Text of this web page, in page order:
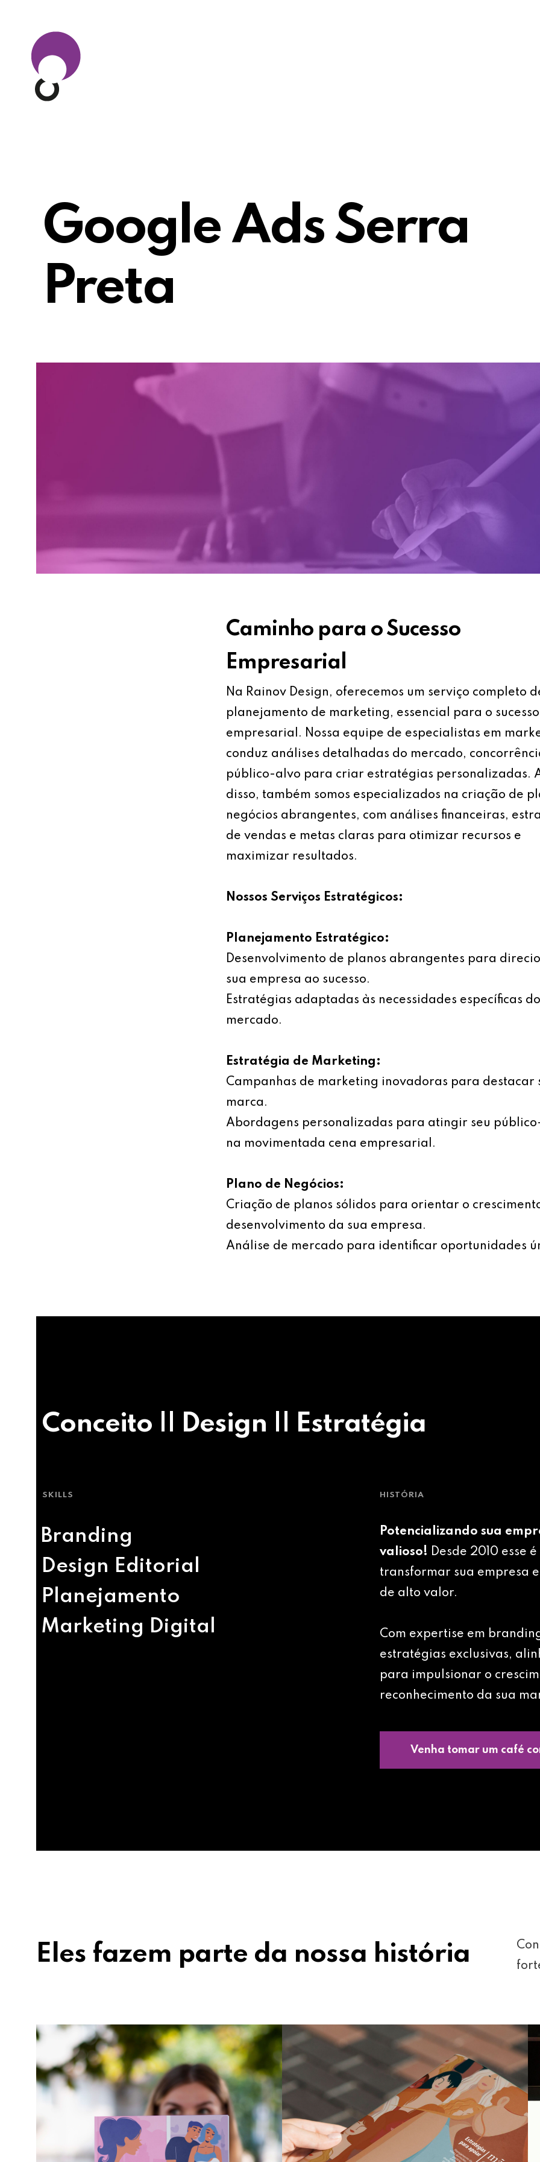
Google Ads Serra
Preta
Caminho para o Sucesso
Empresarial
Na Rainov Design, oferecemos um serviço completo
planejamento de marketing, essencial para o sucesso
empresarial. Nossa equipe de especialistas em
conduz análises detalhadas do mercado,
público-alvo para criar estratégias personalizadas.
disso, também somos especializados na criação de
negócios abrangentes, com análises financeiras,
de vendas e metas claras para otimizar recursos e
maximizar resultados.
Nossos Serviços Estratégicos:
Planejamento Estratégico:
Desenvolvimento de planos abrangentes para
sua empresa ao sucesso.
Estratégias adaptadas às necessidades específicas do
mercado.
Estratégia de Marketing:
Campanhas de marketing inovadoras para destacar
marca.
Abordagens personalizadas para atingir seu
na movimentada cena empresarial.
Plano de Negócios:
Criação de planos sólidos para orientar o
desenvolvimento da sua empresa.
Análise de mercado para identificar oportunidades
Conceito || Design || Estratégia
SKILLS
Branding
Design Editorial
Planejamento
Marketing Digital
HISTÓRIA
Potencializando sua
valioso! Desde 2010 esse
transformar sua empresa
de alto valor.
Com expertise em
estratégias exclusivas,
para impulsionar o
reconhecimento da sua
Venha tomar um café
Eles fazem parte da nossa história